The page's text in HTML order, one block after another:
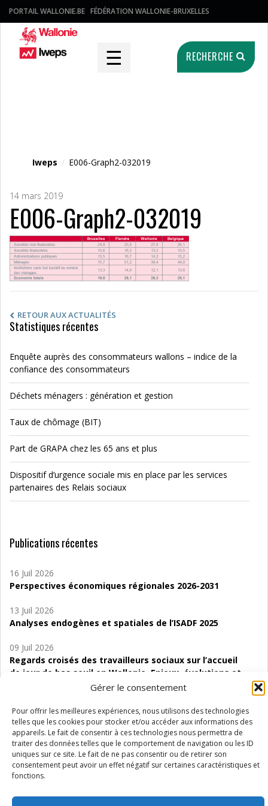
Gérer le consentement
Pour offrir les meilleures expériences, nous utilisons des technologies
telles que les cookies pour stocker et/ou accéder aux informations des
appareils. Le fait de consentir à ces technologies nous permettra de
traiter des données telles que le comportement de navigation ou les ID
uniques sur ce site. Le fait de ne pas consentir ou de retirer son
consentement peut avoir un effet négatif sur certaines caractéristiques et
fonctions.
PORTAIL WALLONIE.BE FÉDÉRATION WALLONIE-BRUXELLES
☰ RECHERCHE
Iweps / E006-Graph2-032019
14 mars 2019
E006-Graph2-032019
RETOUR AUX ACTUALITÉS
Statistiques récentes
Enquête auprès des consommateurs wallons – indice de la
confiance des consommateurs
Déchets ménagers : génération et gestion
Taux de chômage (BIT)
Part de GRAPA chez les 65 ans et plus
Dispositif d’urgence sociale mis en place par les services
partenaires des Relais sociaux
Publications récentes
16 Juil 2026
Perspectives économiques régionales 2026-2031
13 Juil 2026
Analyses endogènes et spatiales de l’ISADF 2025
09 Juil 2026
Regards croisés des travailleurs sociaux sur l’accueil
de jour de bas seuil en Wallonie. Enjeux, évolutions et
06 Juil 2026
Étude d’évaluabilité des Structures
d’accompagnement à l’autocréation d’emploi (SAACE)
01 Juil 2026
Pénurie du personnel infirmier :quels indicateurs
Wallonie ?